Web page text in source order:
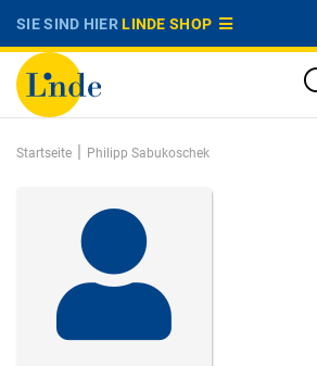
SIE SIND HIERLINDE SHOP
Startseite | Philipp Sabukoschek